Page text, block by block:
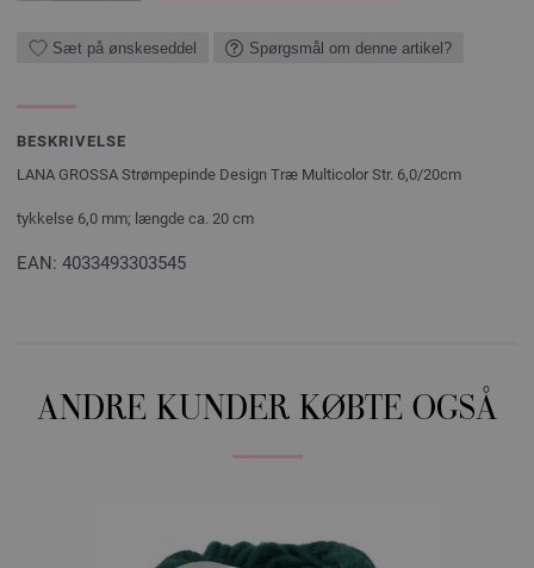
Sæt på ønskeseddel Spørgsmål om denne artikel?
BESKRIVELSE
LANA GROSSA Strømpepinde Design Træ Multicolor Str. 6,0/20cm
tykkelse 6,0 mm; længde ca. 20 cm
EAN: 4033493303545
ANDRE KUNDER KØBTE OGSÅ